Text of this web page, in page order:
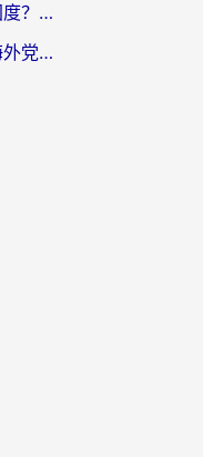
瑞典怎么玩奥比岛：梦想国度？海外党亲测有效的国服游戏加速全攻略
意大利怎么玩神雕侠侣？海外党国服游戏加速终极指南（附欧洲玩王者王国保卫战4不卡技巧）